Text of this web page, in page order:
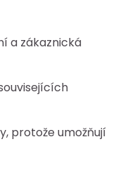
a zákaznická
protože umožňují